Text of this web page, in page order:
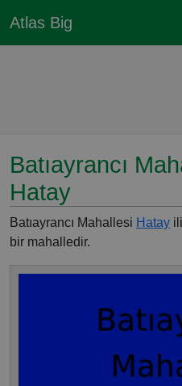
Atlas Big
Batıayrancı
Hatay
Batıayrancı Mahallesi Hatay
bir mahalledir.